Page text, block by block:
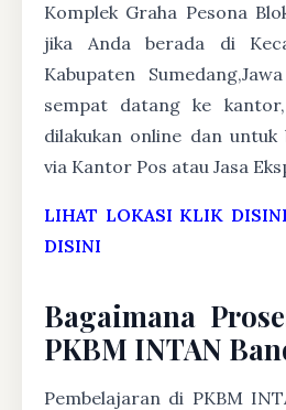
Komplek Graha Pesona
jika Anda berada di
Kabupaten
sempat datang ke
dilakukan online dan
via Kantor Pos atau Jasa
LIHAT LOKASI KLIK DISINI
DISINI
Bagaimana
PKBM INTAN
Pembelajaran di PKBM